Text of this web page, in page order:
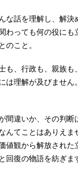
な話を理解し、解
わっても何の役に
のこと。
も、行政も、親族
は理解が及びませ
間違いか、その判
んてことはありえ
値観から解放され
回復の物語を紡ぎま